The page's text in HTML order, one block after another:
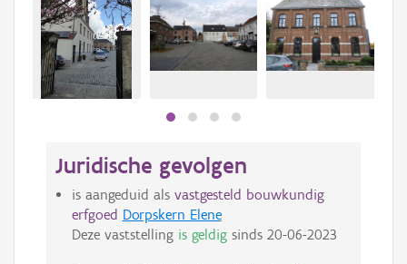
Juridische gevolgen
is aangeduid als vastgesteld bouwkundig
erfgoed Dorpskern Elene
Deze vaststelling is geldigsinds 20-06-2023